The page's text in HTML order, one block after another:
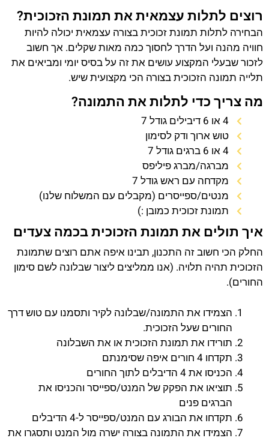
רוצים לתלות עצמאית את תמונת הזכוכית?
הבחירה לתלות תמונת זכוכית בצורה עצמאית יכולה להיות
חוויה מהנה ועל הדרך לחסוך כמה מאות שקלים. אך חשוב
לזכור שבעלי המקצוע עושים את זה על בסיס יומי ומביאים את
תלייה תמונה הזכוכית בצורה הכי מקצועית שיש.
מה צריך כדי לתלות את התמונה?
4 או 6 דיבילים גודל 7
טוש ארוך ודק לסימון
4 או 6 ברגים גודל 7
מברגה/מברג פיליפס
מקדחה עם ראש גודל 7
מנטים/ספייסרים (מקבלים עם המשלוח שלנו)
תמונת זכוכית כמובן :)
איך תולים את תמונת הזכוכית בכמה צעדים
החלק הכי חשוב זה התכנון, תבינו איפה אתם רוצים שתמונת
הזכוכית תהיה תלויה. (אנו ממליצים ליצור שבלונה לשם סימון
החורים).
הצמידו את התמונה/שבלונה לקיר ותסמנו עם טוש דרך
החורים שעל הזכוכית.
תורידו את תמונת הזכוכית או את השבלונה
תקדחו 4 חורים איפה שסימנתם
הכניסו את 4 הדיבלים לתוך החורים
תוציאו את הפקק של המנט/ספייסר והכניסו את
הברגים פנים
תקדחו את הבורג עם המנט/ספייסר ל-4 הדיבלים
הצמידו את התמונה בצורה ישרה מול המנט ותסגרו את